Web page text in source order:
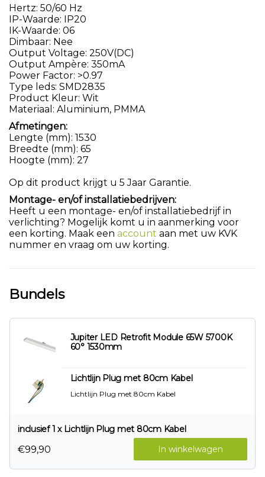
Hertz: 50/60 Hz
IP-Waarde: IP20
IK-Waarde: 06
Dimbaar: Nee
Output Voltage: 250V(DC)
Output Ampère: 350mA
Power Factor: >0.97
Type leds: SMD2835
Product Kleur: Wit
Materiaal: Aluminium, PMMA
Afmetingen:
Lengte (mm): 1530
Breedte (mm): 65
Hoogte (mm): 27
Op dit product krijgt u 5 Jaar Garantie.
Montage- en/of installatiebedrijven:
Heeft u een montage- en/of installatiebedrijf in
verlichting? Mogelijk komt u in aanmerking voor
een korting. Maak een account aan met uw KVK
nummer en vraag om uw korting.
Bundels
Jupiter LED Retrofit Module 65W 5700K
60° 1530mm
Lichtlijn Plug met 80cm Kabel
Lichtlijn Plug met 80cm Kabel
inclusief 1 x Lichtlijn Plug met 80cm Kabel
In winkelwagen
€99,90